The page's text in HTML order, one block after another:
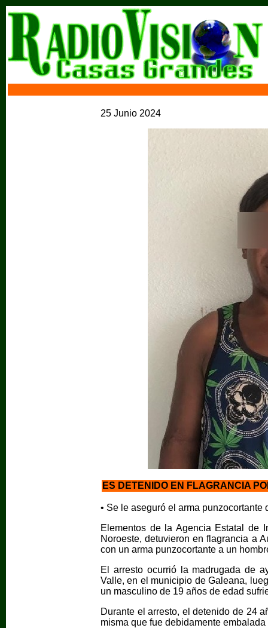
25 Junio 2024
ES DETENIDO EN FLAGRANCIA
• Se le aseguró el arma
Elementos de la Agencia Estatal de
Noroeste, detuvieron en flagrancia a
con un arma punzocortante a un
El arresto ocurrió la madrugada de
Valle, en el municipio de Galeana,
un masculino de 19 años de edad
Durante el arresto, el detenido de 24
misma que fue debidamente